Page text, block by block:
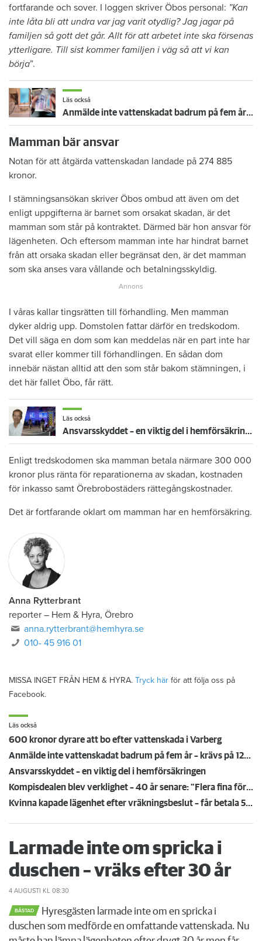
fortfarande och sover. I loggen skriver Öbos personal: ”Kan
inte låta bli att undra var jag varit otydlig? Jag jagar på
familjen så gott det går. Allt för att arbetet inte ska försenas
ytterligare. Till sist kommer familjen i väg så att vi kan
börja”.
Läs också
Anmälde inte vattenskadat badrum på fem år – krävs på 125 000 kronor
Mamman bär ansvar
Notan för att åtgärda vattenskadan landade på 274 885
kronor.
I stämningsansökan skriver Öbos ombud att även om det
enligt uppgifterna är barnet som orsakat skadan, är det
mamman som står på kontraktet. Därmed bär hon ansvar för
lägenheten. Och eftersom mamman inte har hindrat barnet
från att orsaka skadan eller begränsat den, är det mamman
som ska anses vara vållande och betalningsskyldig.
I våras kallar tingsrätten till förhandling. Men mamman
dyker aldrig upp. Domstolen fattar därför en tredskodom.
Det vill säga en dom som kan meddelas när en part inte har
svarat eller kommer till förhandlingen. En sådan dom
innebär nästan alltid att den som står bakom stämningen, i
det här fallet Öbo, får rätt.
Läs också
Ansvarsskyddet – en viktig del i hemförsäkringen
Enligt tredskodomen ska mamman betala närmare 300 000
kronor plus ränta för reparationerna av skadan, kostnaden
för inkasso samt Örebrobostäders rättegångskostnader.
Det är fortfarande oklart om mamman har en hemförsäkring.
Anna Rytterbrant
reporter – Hem & Hyra, Örebro
anna.rytterbrant@hemhyra.se
010- 45 916 01
MISSA INGET FRÅN HEM & HYRA. Tryck här för att följa oss på
Facebook.
Läs också
600 kronor dyrare att bo efter vattenskada i Varberg
Anmälde inte vattenskadat badrum på fem år – krävs på 125 000 kronor
Ansvarsskyddet – en viktig del i hemförsäkringen
Kompisdealen blev verklighet – 40 år senare: "Flera fina fördelar med att dela bostad"
Kvinna kapade lägenhet efter vräkningsbeslut – får betala 50 000
Larmade inte om spricka i
duschen – vräks efter 30 år
4 AUGUSTI KL 08:30
BÅSTAD
Hyresgästen larmade inte om en spricka i
duschen som medförde en omfattande vattenskada. Nu